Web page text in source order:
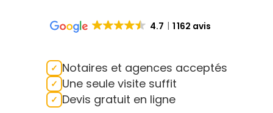
4.7 1 162 avis
Notaires et agences acceptés
Une seule visite suffit
Devis gratuit en ligne